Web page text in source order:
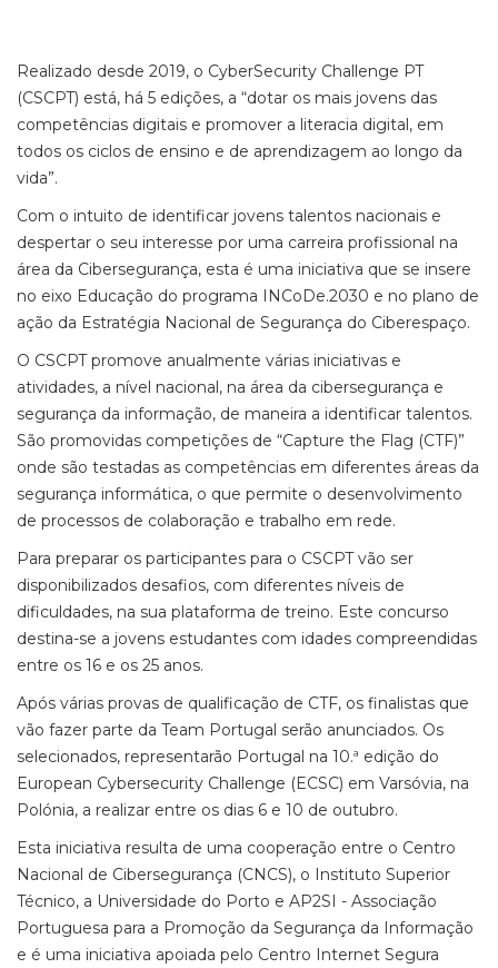
Realizado desde 2019, o CyberSecurity Challenge PT
(CSCPT) está, há 5 edições, a “dotar os mais jovens das
competências digitais e promover a literacia digital, em
todos os ciclos de ensino e de aprendizagem ao longo da
vida”.
Com o intuito de identificar jovens talentos nacionais e
despertar o seu interesse por uma carreira profissional na
área da Cibersegurança, esta é uma iniciativa que se insere
no eixo Educação do programa INCoDe.2030 e no plano de
ação da Estratégia Nacional de Segurança do Ciberespaço.
O CSCPT promove anualmente várias iniciativas e
atividades, a nível nacional, na área da cibersegurança e
segurança da informação, de maneira a identificar talentos.
São promovidas competições de “Capture the Flag (CTF)”
onde são testadas as competências em diferentes áreas da
segurança informática, o que permite o desenvolvimento
de processos de colaboração e trabalho em rede.
Para preparar os participantes para o CSCPT vão ser
disponibilizados desafios, com diferentes níveis de
dificuldades, na sua plataforma de treino. Este concurso
destina-se a jovens estudantes com idades compreendidas
entre os 16 e os 25 anos.
Após várias provas de qualificação de CTF, os finalistas que
vão fazer parte da Team Portugal serão anunciados. Os
selecionados, representarão Portugal na 10.ª edição do
European Cybersecurity Challenge (ECSC) em Varsóvia, na
Polónia, a realizar entre os dias 6 e 10 de outubro.
Esta iniciativa resulta de uma cooperação entre o Centro
Nacional de Cibersegurança (CNCS), o Instituto Superior
Técnico, a Universidade do Porto e AP2SI - Associação
Portuguesa para a Promoção da Segurança da Informação
e é uma iniciativa apoiada pelo Centro Internet Segura